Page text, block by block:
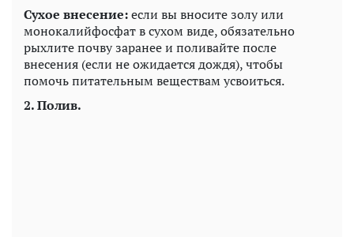
Сухое внесение:если вы вносите золу или
монокалийфосфат в сухом виде, обязательно
рыхлите почву заранее и поливайте после
внесения (если не ожидается дождя), чтобы
помочь питательным веществам усвоиться.
2. Полив.